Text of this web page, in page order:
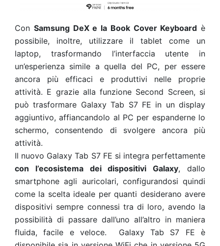
Con Samsung DeX e la Book Cover Keyboard è
possibile, inoltre, utilizzare il tablet come un
laptop, trasformando l’interfaccia utente in
un’esperienza simile a quella del PC, per essere
ancora più efficaci e produttivi nelle proprie
attività. E grazie alla funzione Second Screen, si
può trasformare Galaxy Tab S7 FE in un display
aggiuntivo, affiancandolo al PC per espanderne lo
schermo, consentendo di svolgere ancora più
attività.
Il nuovo Galaxy Tab S7 FE si integra perfettamente
con l’ecosistema dei dispositivi Galaxy, dallo
smartphone agli auricolari, configurandosi quindi
come la scelta ideale per quanti desiderano avere
dispositivi sempre connessi tra di loro, avendo la
possibilità di passare dall’uno all’altro in maniera
fluida, facile e veloce. Galaxy Tab S7 FE è